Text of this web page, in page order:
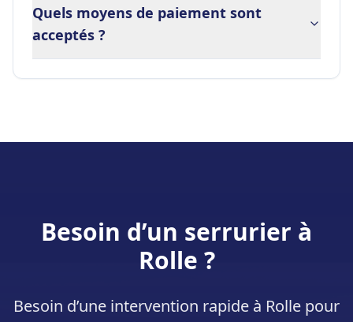
Quels moyens de paiement sont
acceptés ?
Besoin d’un serrurier à
Rolle ?
Besoin d’une intervention rapide à Rolle pour